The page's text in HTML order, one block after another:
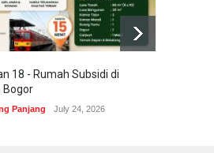
18 - Rumah Subsidi di
Bogor
Panjang July 24, 2026